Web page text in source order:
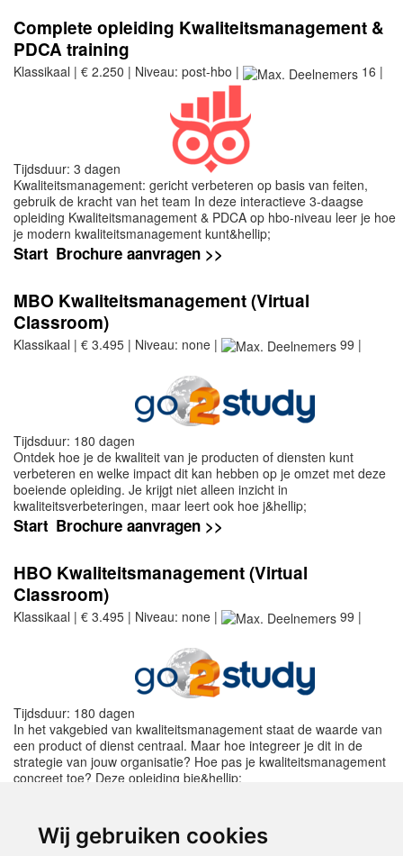
Wij gebruiken cookies
Complete opleiding Kwaliteitsmanagement &
PDCA training
Klassikaal | € 2.250 | Niveau: post-hbo | 16 |
Tijdsduur: 3 dagen
Kwaliteitsmanagement: gericht verbeteren op basis van feiten,
gebruik de kracht van het team In deze interactieve 3-daagse
opleiding Kwaliteitsmanagement & PDCA op hbo-niveau leer je hoe
je modern kwaliteitsmanagement kunt&hellip;
Start Brochure aanvragen >>
MBO Kwaliteitsmanagement (Virtual
Classroom)
Klassikaal | € 3.495 | Niveau: none | 99 |
Tijdsduur: 180 dagen
Ontdek hoe je de kwaliteit van je producten of diensten kunt
verbeteren en welke impact dit kan hebben op je omzet met deze
boeiende opleiding. Je krijgt niet alleen inzicht in
kwaliteitsverbeteringen, maar leert ook hoe j&hellip;
Start Brochure aanvragen >>
HBO Kwaliteitsmanagement (Virtual
Classroom)
Klassikaal | € 3.495 | Niveau: none | 99 |
Tijdsduur: 180 dagen
In het vakgebied van kwaliteitsmanagement staat de waarde van
een product of dienst centraal. Maar hoe integreer je dit in de
strategie van jouw organisatie? Hoe pas je kwaliteitsmanagement
concreet toe? Deze opleiding bie&hellip;